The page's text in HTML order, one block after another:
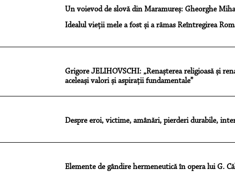
Un voievod de slovă din Maramureș: Gheorghe
Idealul vieții mele a fost și a rămas Reîntregirea
Grigore JELIHOVSCHI: „Renașterea religioasă și
aceleași valori și aspirații fundamentale”
Despre eroi, victime, amânări, pierderi durabile,
Elemente de gândire hermeneutică în opera lui G.